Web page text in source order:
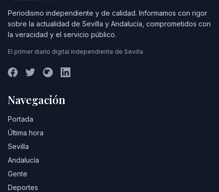
Periodismo independiente y de calidad. Informamos con rigor
sobre la actualidad de Sevilla y Andalucía, comprometidos con
la veracidad y el servicio público.
El primer diario digital independiente de Sevilla
Navegación
Portada
Última hora
Sevilla
Andalucía
Gente
Deportes